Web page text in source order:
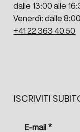
dalle 13:00 alle
Venerdì: dalle
+41 22 363 40 50
ISCRIVITI
E-mail *